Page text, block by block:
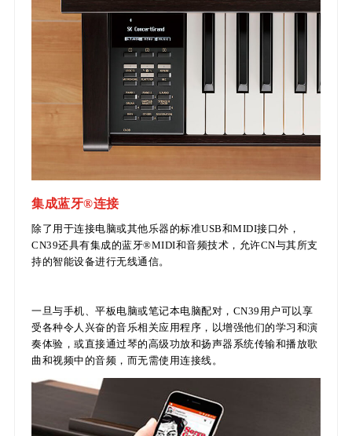
集成蓝牙®连接
除了用于连接电脑或其他乐器的标准USB和MIDI接口外，
CN39还具有集成的蓝牙®MIDI和音频技术，允许CN与其所支
持的智能设备进行无线通信。
一旦与手机、平板电脑或笔记本电脑配对，CN39用户可以享
受各种令人兴奋的音乐相关应用程序，以增强他们的学习和演
奏体验，或直接通过琴的高级功放和扬声器系统传输和播放歌
曲和视频中的音频，而无需使用连接线。